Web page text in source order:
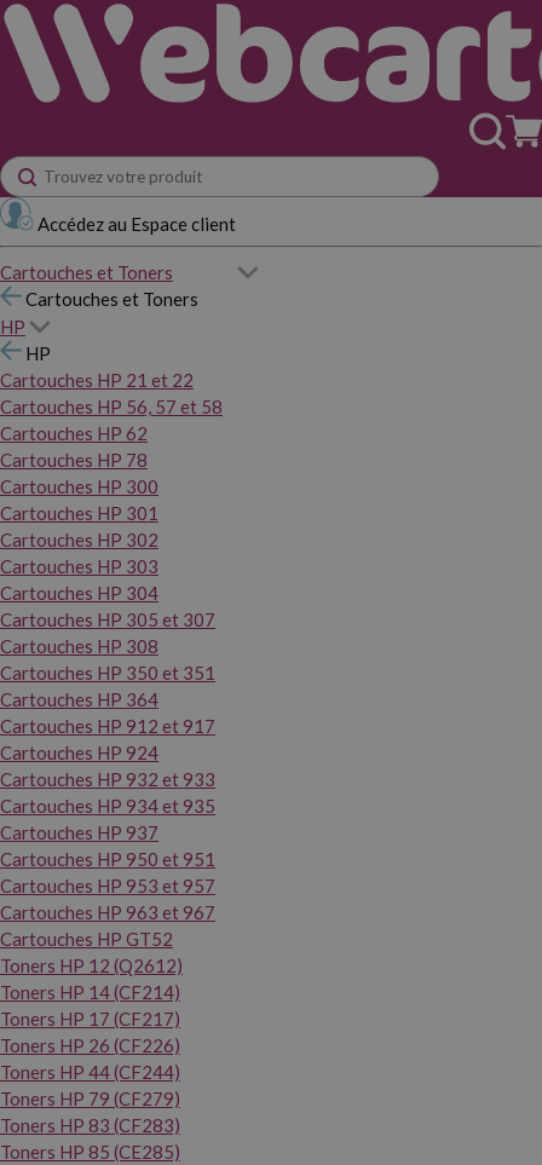
Accédez au Espace client
Cartouches et Toners
Cartouches et Toners
HP
HP
Cartouches HP 21 et 22
Cartouches HP 56, 57 et 58
Cartouches HP 62
Cartouches HP 78
Cartouches HP 300
Cartouches HP 301
Cartouches HP 302
Cartouches HP 303
Cartouches HP 304
Cartouches HP 305 et 307
Cartouches HP 308
Cartouches HP 350 et 351
Cartouches HP 364
Cartouches HP 912 et 917
Cartouches HP 924
Cartouches HP 932 et 933
Cartouches HP 934 et 935
Cartouches HP 937
Cartouches HP 950 et 951
Cartouches HP 953 et 957
Cartouches HP 963 et 967
Cartouches HP GT52
Toners HP 12 (Q2612)
Toners HP 14 (CF214)
Toners HP 17 (CF217)
Toners HP 26 (CF226)
Toners HP 44 (CF244)
Toners HP 79 (CF279)
Toners HP 83 (CF283)
Toners HP 85 (CE285)